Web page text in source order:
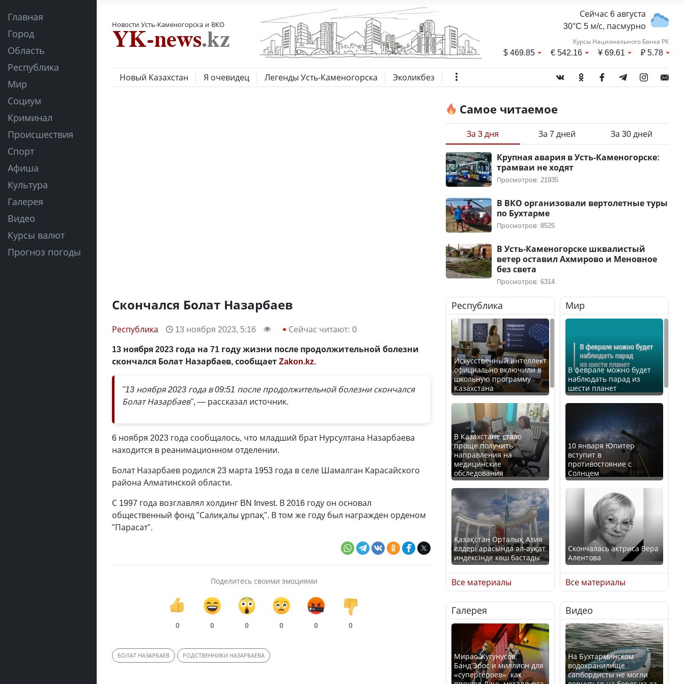
Главная
Город
Область
Республика
Мир
Социум
Криминал
Происшествия
Спорт
Афиша
Культура
Галерея
Видео
Курсы валют
Прогноз погоды
Новости Усть-Каменогорска и ВКО
Сейчас 6 августа
30°C 5 м/с, пасмурно
Курсы Национального Банка РК
$469.85 €542.16 ¥69.61 ₽5.78
Новый Казахстан Я очевидец Легенды Усть-Каменогорска Эколикбез
Скончался Болат Назарбаев
Республика 13 ноября 2023, 5:16 Сейчас читают: 0
13 ноября 2023 года на 71 году жизни после продолжительной болезни
скончался Болат Назарбаев, сообщаетZakon.kz.
"13 ноября 2023 года в 09:51 после продолжительной болезни скончался
Болат Назарбаев", — рассказал источник.
6 ноября 2023 года сообщалось, что младший брат Нурсултана Назарбаева
находится в реанимационном отделении.
Болат Назарбаев родился 23 марта 1953 года в селе Шамалган Карасайского
района Алматинской области.
С 1997 года возглавлял холдинг BN Invest. В 2016 году он основал
общественный фонд "Салиқалы ұрпақ". В том же году был награжден орденом
"Парасат".
Поделитесь своими эмоциями
0 0 0 0 0 0
БОЛАТ НАЗАРБАЕВ РОДСТВЕННИКИ НАЗАРБАЕВА
Самое читаемое
За 3 дня За 7 дней За 30 дней
Крупная авария в Усть-Каменогорске:
трамваи не ходят
Просмотров: 21935
В ВКО организовали вертолетные туры
по Бухтарме
Просмотров: 8525
В Усть-Каменогорске шквалистый
ветер оставил Ахмирово и Меновное
без света
Просмотров: 6314
Республика
Искусственный интеллект
официально включили в
школьную программу
Казахстана
В Казахстане стало
проще получить
направления на
медицинские
обследования
Қазақстан Орталық Азия
елдері арасында әл-ауқат
индексінде көш бастады
Казахстан возглавил
рейтинг благополучия
среди стран Центральной
Азии
Все материалы
Мир
В феврале можно будет
наблюдать парад из
шести планет
10 января Юпитер
вступит в
противостояние с
Солнцем
Скончалась актриса Вера
Алентова
В РФ вынесен заочный
приговор по уголовному
делу об убийстве Игоря
Талькова
Все материалы
Галерея
Мирас Жугунусов,
Банд’Эрос и миллион для
«супергероев»: как
Видео
На Бухтарминском
водохранилище
сапбордисты не могли